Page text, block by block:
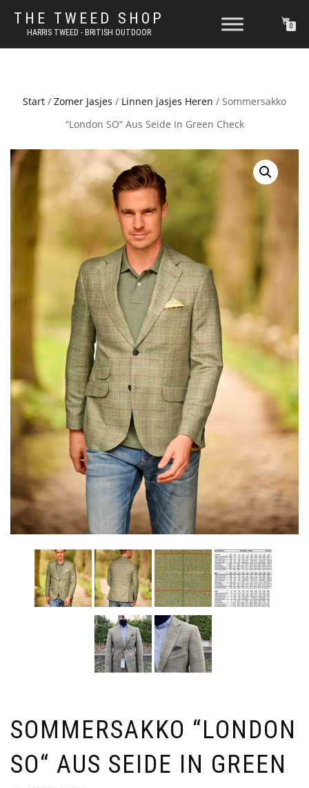
THE TWEED SHOP
HARRIS TWEED - BRITISH OUTDOOR
0
Start / Zomer Jasjes / Linnen jasjes Heren / Sommersakko
“London SO“ Aus Seide In Green Check
SOMMERSAKKO “LONDON
SO“ AUS SEIDE IN GREEN